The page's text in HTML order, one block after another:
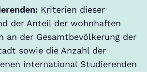
Kriterien dieser
der Anteil der wohnhaften
an der Gesamtbevölkerung der
sowie die Anzahl der
international Studierenden